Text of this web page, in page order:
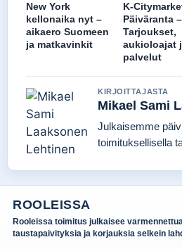
New York
kellonaika nyt –
aikaero Suomeen
ja matkavinkit
K-
Päiväranta –
Tarjoukset,
aukioloajat
palvelut
KIRJOITTAJASTA
Mikael Sami
Julkaisemme
toimituksellisella
ROOLEISSA
Rooleissa toimitus julkaisee
taustapaivityksia ja korjauksia selkein